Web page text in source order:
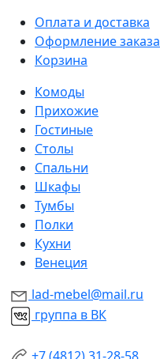
Оплата и доставка
Оформление заказа
Корзина
Комоды
Прихожие
Гостиные
Столы
Спальни
Шкафы
Тумбы
Полки
Кухни
Венеция
lad-mebel@mail.ru
группа в ВК
+7 (4812) 31-28-58